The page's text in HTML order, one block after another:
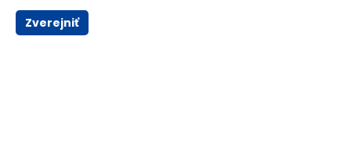
Zverejniť